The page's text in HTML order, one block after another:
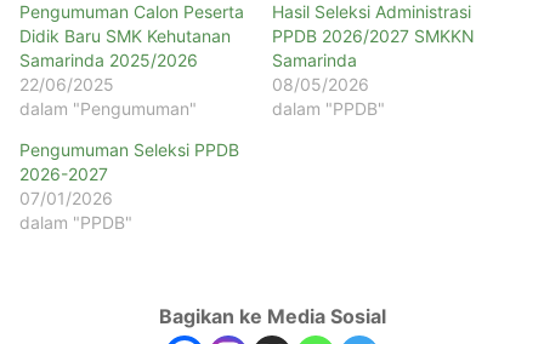
Pengumuman Calon Peserta
Didik Baru SMK Kehutanan
Samarinda 2025/2026
22/06/2025
dalam "Pengumuman"
Hasil Seleksi Administrasi
PPDB 2026/2027 SMKKN
Samarinda
08/05/2026
dalam "PPDB"
Pengumuman Seleksi PPDB
2026-2027
07/01/2026
dalam "PPDB"
Bagikan ke Media Sosial